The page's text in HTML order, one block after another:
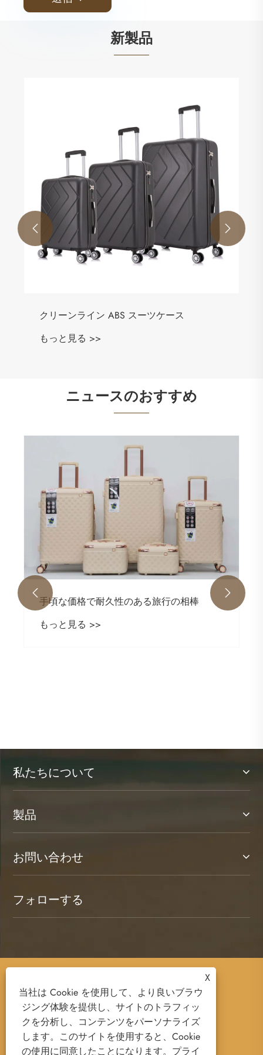
新製品
クリーンライン ABS スーツケース
もっと見る >>
 
ニュースのおすすめ
手頃な価格で耐久性のある旅行の相棒
もっと見る >>
 
私たちについて
製品
お問い合わせ
フォローする
Copyright © 2025 Ruian Senda Luggage And
Leather Products Co., Ltd. All Rights Reserved.
X
当社は Cookie を使用して、より良いブラウ
ジング体験を提供し、サイトのトラフィッ
クを分析し、コンテンツをパーソナライズ
します。このサイトを使用すると、Cookie
の使用に同意したことになります。 プライ